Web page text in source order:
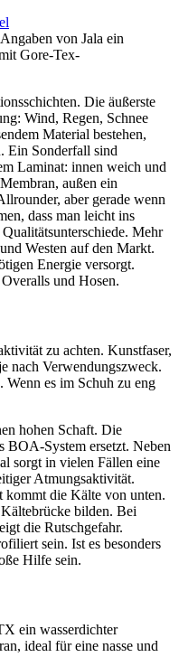
von Jala ein
Gore-Tex-
Die äußerste
Wind, Regen, Schnee
Material bestehen,
Ein Sonderfall sind
Laminat: innen weich und
außen ein
aber gerade wenn
dass man leicht ins
Mehr
Westen auf den Markt.
Energie versorgt.
und Hosen.
zu achten. Kunstfaser,
nach Verwendungszweck.
es im Schuh zu eng
hohen Schaft. Die
BOA-System ersetzt. Neben
sorgt in vielen Fällen eine
Atmungsaktivität.
kommt die Kälte von unten.
bilden. Bei
die Rutschgefahr.
sein. Ist es besonders
Hilfe sein.
ein wasserdichter
ideal für eine nasse und